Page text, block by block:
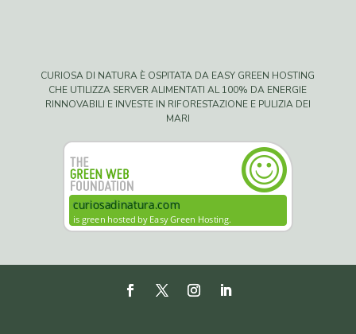
CURIOSA DI NATURA È OSPITATA DA EASY GREEN HOSTING
CHE UTILIZZA SERVER ALIMENTATI AL 100% DA ENERGIE
RINNOVABILI E INVESTE IN RIFORESTAZIONE E PULIZIA DEI
MARI